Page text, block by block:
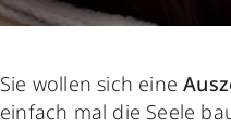
Sie wollen sich eine
einfach mal die Seele